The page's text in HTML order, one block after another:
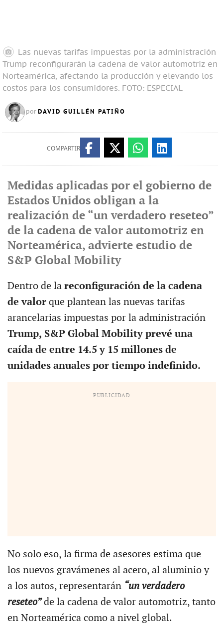
Las nuevas tarifas impuestas por la administración
Trump reconfigurarán la cadena de valor automotriz en
Norteamérica, afectando la producción y elevando los
costos para los consumidores. FOTO: ESPECIAL
por DAVID GUILLÉN PATIÑO
COMPARTIR
Medidas aplicadas por el gobierno de
Estados Unidos obligan a la
realización de “un verdadero reseteo”
de la cadena de valor automotriz en
Norteamérica, advierte estudio de
S&P Global Mobility
Dentro de la reconfiguración de la cadena
de valor que plantean las nuevas tarifas
arancelarias impuestas por la administración
Trump, S&P Global Mobility prevé una
caída de entre 14.5 y 15 millones de
unidades anuales por tiempo indefinido.
PUBLICIDAD
No solo eso, la firma de asesores estima que
los nuevos gravámenes al acero, al aluminio y
a los autos, representarán “un verdadero
reseteo”de la cadena de valor automotriz, tanto
en Norteamérica como a nivel global.